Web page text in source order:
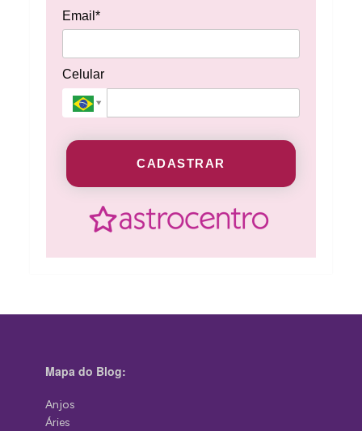
Email*
Celular
CADASTRAR
Mapa do Blog:
Anjos
Áries